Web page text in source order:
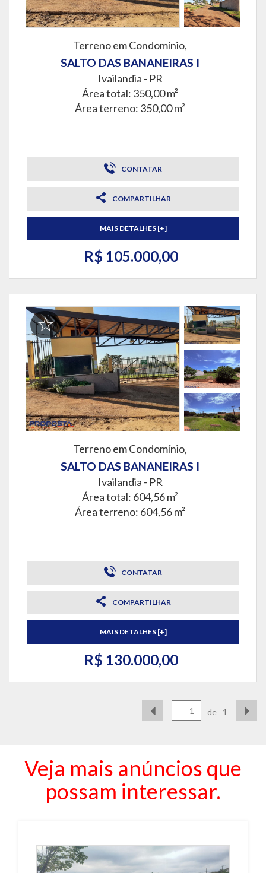
Terreno em Condomínio,
SALTO DAS BANANEIRAS I
Ivailandia - PR
Área total: 350,00 m²
Área terreno: 350,00 m²
CONTATAR
COMPARTILHAR
MAIS DETALHES [+]
R$ 105.000,00
Terreno em Condomínio,
SALTO DAS BANANEIRAS I
Ivailandia - PR
Área total: 604,56 m²
Área terreno: 604,56 m²
CONTATAR
COMPARTILHAR
MAIS DETALHES [+]
R$ 130.000,00
de 1
Veja mais anúncios que
possam interessar.